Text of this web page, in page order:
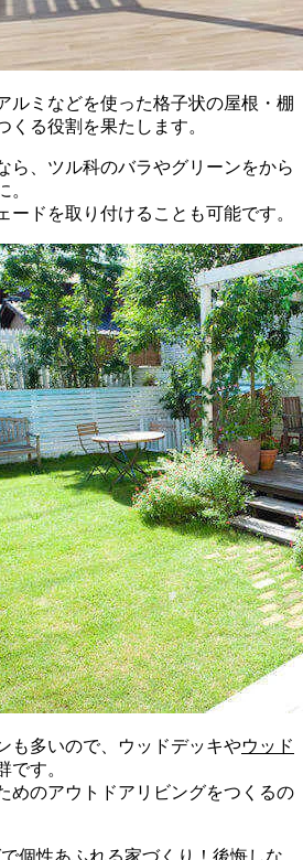
ルミなどを使った格子状の屋根・棚
くる役割を果たします。
ら、ツル科のバラやグリーンをから
。
ードを取り付けることも可能です。
も多いので、ウッドデッキやウッド
です。
めのアウトドアリビングをつくるの
個性あふれる家づくり！後悔しな